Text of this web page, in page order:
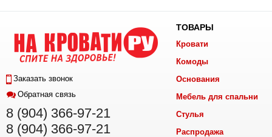
Заказать звонок
Обратная связь
8 (904) 366-97-21
8 (904) 366-97-21
ТОВАРЫ
Кровати
Комоды
Основания
Мебель для спальни
Стулья
Распродажа